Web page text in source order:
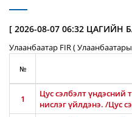
[ 2026-08-07 06:32 ЦАГИЙН
Улаанбаатар FIR (
№
1
Цус сэлбэлт
нислэг үйлдэнэ. /Цус